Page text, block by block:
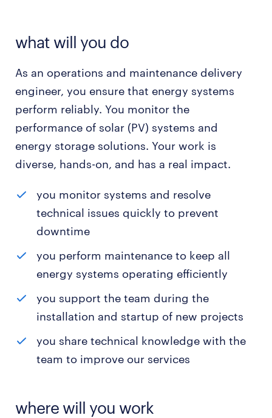
what will you do
As an operations and maintenance delivery
engineer, you ensure that energy systems
perform reliably. You monitor the
performance of solar (PV) systems and
energy storage solutions. Your work is
diverse, hands-on, and has a real impact.
you monitor systems and resolve
technical issues quickly to prevent
downtime
you perform maintenance to keep all
energy systems operating efficiently
you support the team during the
installation and startup of new projects
you share technical knowledge with the
team to improve our services
where will you work